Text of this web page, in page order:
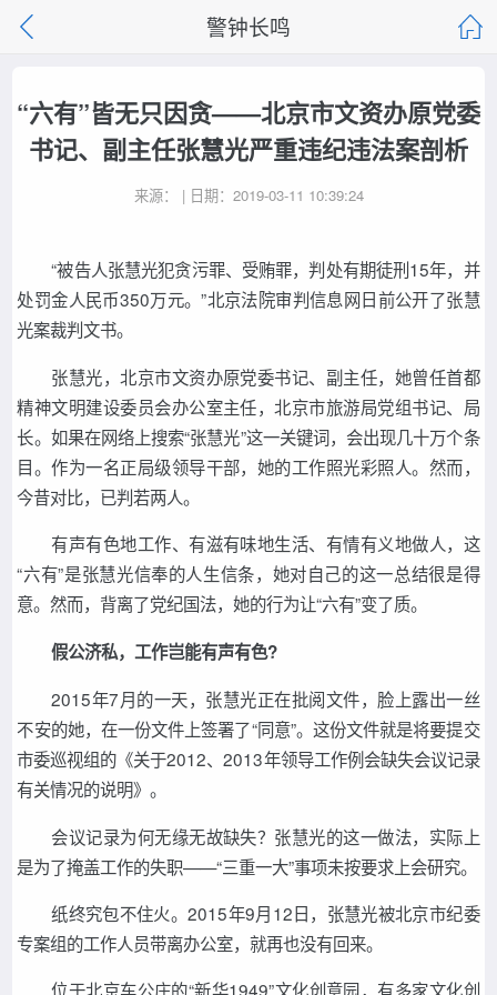
警钟长鸣
“六有”皆无只因贪——北京市文资办原党委
书记、副主任张慧光严重违纪违法案剖析
来源： | 日期：2019-03-11 10:39:24
“被告人张慧光犯贪污罪、受贿罪，判处有期徒刑15年，并
处罚金人民币350万元。”北京法院审判信息网日前公开了张慧
光案裁判文书。
张慧光，北京市文资办原党委书记、副主任，她曾任首都
精神文明建设委员会办公室主任，北京市旅游局党组书记、局
长。如果在网络上搜索“张慧光”这一关键词，会出现几十万个条
目。作为一名正局级领导干部，她的工作照光彩照人。然而，
今昔对比，已判若两人。
有声有色地工作、有滋有味地生活、有情有义地做人，这
“六有”是张慧光信奉的人生信条，她对自己的这一总结很是得
意。然而，背离了党纪国法，她的行为让“六有”变了质。
假公济私，工作岂能有声有色?
2015年7月的一天，张慧光正在批阅文件，脸上露出一丝
不安的她，在一份文件上签署了“同意”。这份文件就是将要提交
市委巡视组的《关于2012、2013年领导工作例会缺失会议记录
有关情况的说明》。
会议记录为何无缘无故缺失？张慧光的这一做法，实际上
是为了掩盖工作的失职——“三重一大”事项未按要求上会研究。
纸终究包不住火。2015年9月12日，张慧光被北京市纪委
专案组的工作人员带离办公室，就再也没有回来。
位于北京车公庄的“新华1949”文化创意园，有多家文化创